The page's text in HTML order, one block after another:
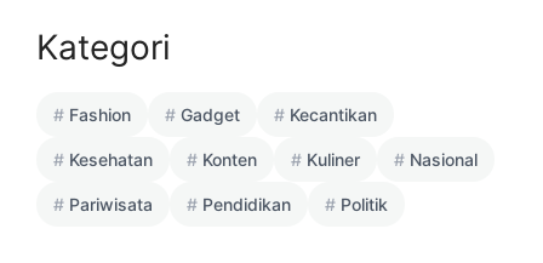
Kategori
Fashion Gadget Kecantikan
Kesehatan Konten Kuliner Nasional
Pariwisata Pendidikan Politik